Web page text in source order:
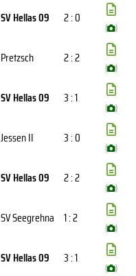
SV Hellas 09 2 : 0
( )
Pretzsch 2 : 2
( )
SV Hellas 09 3 : 1
( )
Jessen II 3 : 0
( )
SV Hellas 09 2 : 2
( )
SV Seegrehna 1 : 2
( )
SV Hellas 09 3 : 1
( )